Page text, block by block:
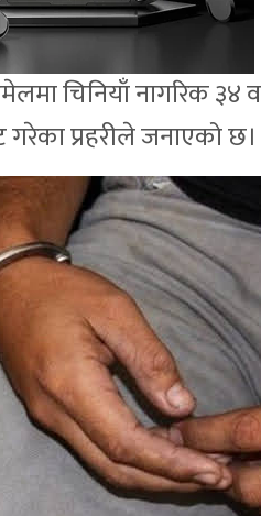
चिनियाँ नागरिक ३४
प्रहरीले जनाएको छ।